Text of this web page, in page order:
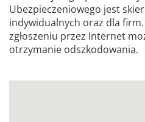
Ubezpieczeniowego jest
indywidualnych oraz dla
zgłoszeniu przez Internet
otrzymanie odszkodowania.